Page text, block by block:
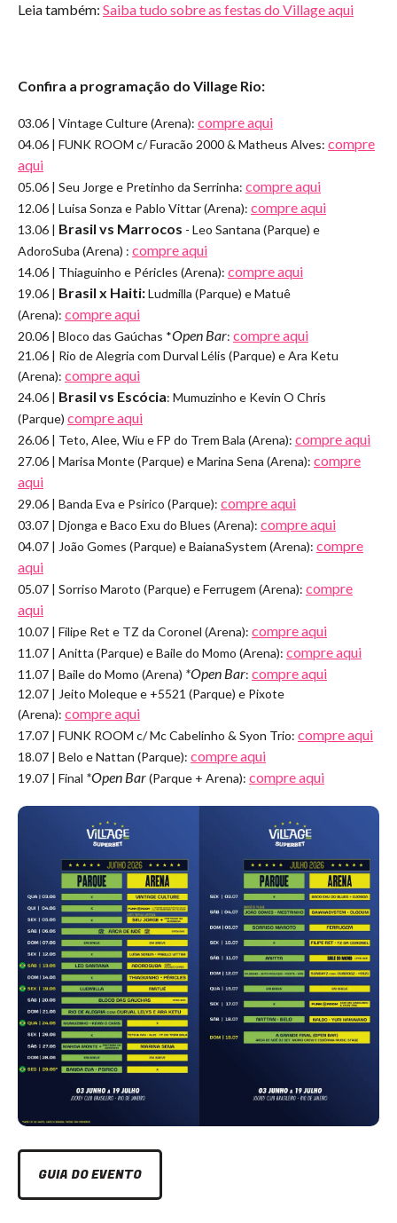
Leia também: Saiba tudo sobre as festas do Village aqui
Confira a programação do Village Rio:
03.06 | Vintage Culture (Arena): compre aqui
04.06 | FUNK ROOM c/ Furacão 2000 & Matheus Alves: compre
aqui
05.06 | Seu Jorge e Pretinho da Serrinha: compre aqui
12.06 | Luisa Sonza e Pablo Vittar (Arena): compre aqui
13.06 | Brasil vs Marrocos - Leo Santana (Parque) e
AdoroSuba (Arena) : compre aqui
14.06 | Thiaguinho e Péricles (Arena): compre aqui
19.06 | Brasil x Haiti:Ludmilla (Parque) e Matuê
(Arena): compre aqui
20.06 | Bloco das Gaúchas *Open Bar: compre aqui
21.06 | Rio de Alegria com Durval Lélis (Parque) e Ara Ketu
(Arena): compre aqui
24.06 | Brasil vs Escócia: Mumuzinho e Kevin O Chris
(Parque) compre aqui
26.06 | Teto, Alee, Wiu e FP do Trem Bala (Arena): compre aqui
27.06 | Marisa Monte (Parque) e Marina Sena (Arena): compre
aqui
29.06 | Banda Eva e Psirico (Parque): compre aqui
03.07 | Djonga e Baco Exu do Blues (Arena): compre aqui
04.07 | João Gomes (Parque) e BaianaSystem (Arena): compre
aqui
05.07 | Sorriso Maroto (Parque) e Ferrugem (Arena): compre
aqui
10.07 | Filipe Ret e TZ da Coronel (Arena): compre aqui
11.07 | Anitta (Parque) e Baile do Momo (Arena): compre aqui
11.07 | Baile do Momo (Arena) *Open Bar: compre aqui
12.07 | Jeito Moleque e +5521 (Parque) e Pixote
(Arena): compre aqui
17.07 | FUNK ROOM c/ Mc Cabelinho & Syon Trio: compre aqui
18.07 | Belo e Nattan (Parque): compre aqui
19.07 | Final *Open Bar(Parque + Arena): compre aqui
GUIA DO EVENTO